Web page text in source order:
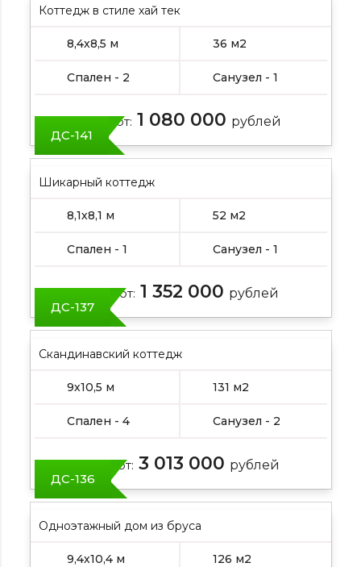
Коттедж в стиле хай тек
8,4х8,5 м 36 м2
Спален - 2 Санузел - 1
Цена от: 1 080 000 рублей
ДС-141
Шикарный коттедж
8,1х8,1 м 52 м2
Спален - 1 Санузел - 1
Цена от: 1 352 000 рублей
ДС-137
Скандинавский коттедж
9х10,5 м 131 м2
Спален - 4 Санузел - 2
Цена от: 3 013 000 рублей
ДС-136
Одноэтажный дом из бруса
9,4х10,4 м 126 м2